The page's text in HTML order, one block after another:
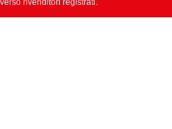
rivenditori registrati.